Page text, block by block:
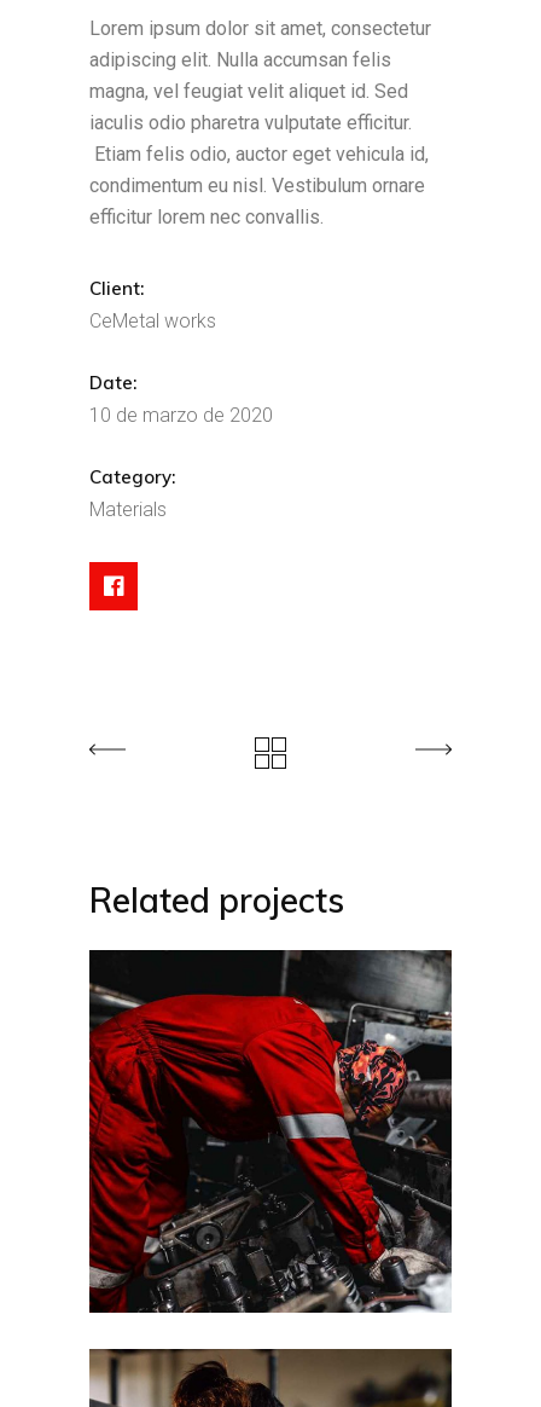
Lorem ipsum dolor sit amet, consectetur
adipiscing elit. Nulla accumsan felis
magna, vel feugiat velit aliquet id. Sed
iaculis odio pharetra vulputate efficitur.
Etiam felis odio, auctor eget vehicula id,
condimentum eu nisl. Vestibulum ornare
efficitur lorem nec convallis.
Client:
CeMetal works
Date:
10 de marzo de 2020
Category:
Materials
Related projects